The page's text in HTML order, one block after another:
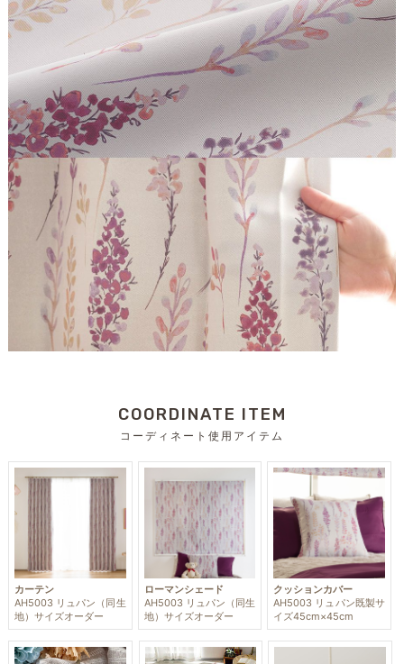
COORDINATE ITEM
コーディネート使用アイテム
カーテン
AH5003 リュパン（同生
地）サイズオーダー
ローマンシェード
AH5003 リュパン（同生
地）サイズオーダー
クッションカバー
AH5003 リュパン既製サ
イズ45cm×45cm